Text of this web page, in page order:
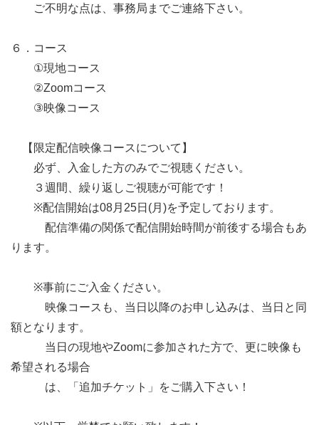
ご不明な点は、事務局までご連絡下さい。
６．コース
①現地コース
②Zoomコース
③映像コース
【限定配信映像コースについて】
必ず、入金した方のみでご視聴ください。
３週間、繰り返しご視聴が可能です！
※配信開始は08月25日(月)を予定しております。
配信準備の関係で配信開始時間が前後する場合もあ
ります。
※事前にご入金ください。
映像コースも、当日以降のお申し込みは、当日と同
額となります。
当日の現地やZoomに参加された方で、更に映像も
希望される場合
は、「追加チケット」をご購入下さい！